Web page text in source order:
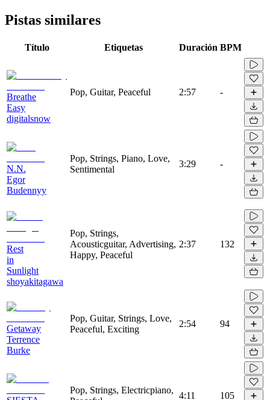
Pistas similares
Título Etiquetas Duración BPM
Breathe
Easy
digitalsnow
Pop, Guitar, Peaceful 2:57 -
N.N.
Egor
Budennyy
Pop, Strings, Piano, Love,
Sentimental
3:29 -
Rest
in
Sunlight
shoyakitagawa
Pop, Strings,
Acousticguitar, Advertising,
Happy, Peaceful
2:37 132
Getaway
Terrence
Burke
Pop, Guitar, Strings, Love,
Peaceful, Exciting
2:54 94
Pop, Strings, Electricpiano,
4:11 105